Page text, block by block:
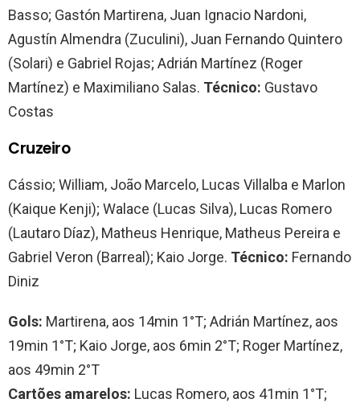
Basso; Gastón Martirena, Juan Ignacio Nardoni,
Agustín Almendra (Zuculini), Juan Fernando Quintero
(Solari) e Gabriel Rojas; Adrián Martínez (Roger
Martínez) e Maximiliano Salas. Técnico: Gustavo
Costas
Cruzeiro
Cássio; William, João Marcelo, Lucas Villalba e Marlon
(Kaique Kenji); Walace (Lucas Silva), Lucas Romero
(Lautaro Díaz), Matheus Henrique, Matheus Pereira e
Gabriel Veron (Barreal); Kaio Jorge. Técnico: Fernando
Diniz
Gols: Martirena, aos 14min 1°T; Adrián Martínez, aos
19min 1°T; Kaio Jorge, aos 6min 2°T; Roger Martínez,
aos 49min 2°T
Cartões amarelos: Lucas Romero, aos 41min 1°T;